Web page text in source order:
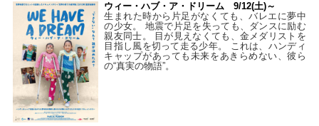
ウィー・ハブ・ア・ドリーム 9/12(土)～
生まれた時から片足がなくても、バレエに夢中
の少女。 地震で片足を失っても、ダンスに励む
親友同士。 目が見えなくても、金メダリストを
目指し風を切って走る少年。 これは、ハンディ
キャップがあっても未来をあきらめない、彼ら
の“真実の物語”。